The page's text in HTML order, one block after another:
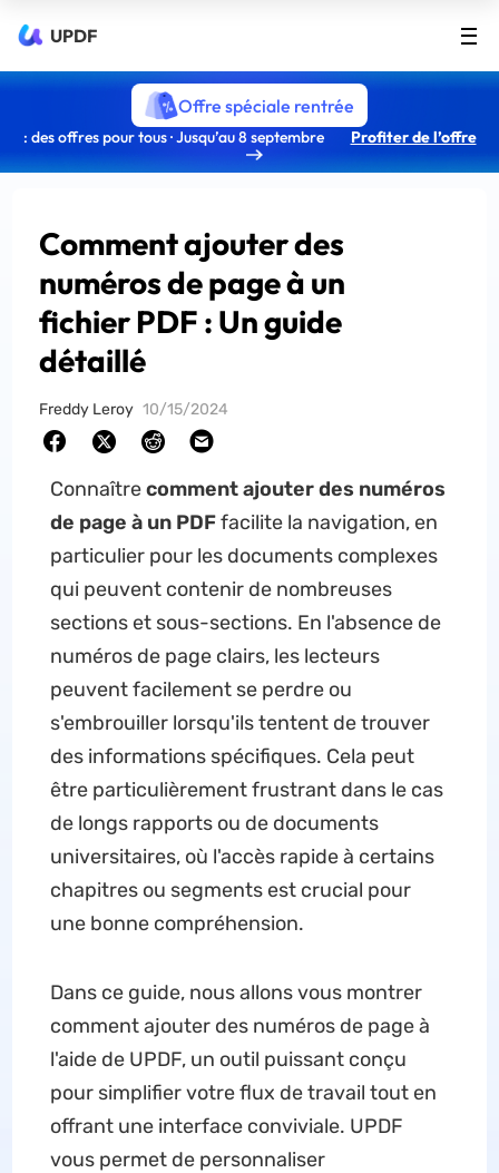
UPDF
Offre spéciale rentrée
: des offres pour tous · Jusqu’au 8 septembre Profiter de l’offre
Comment ajouter des
numéros de page à un
fichier PDF : Un guide
détaillé
Freddy Leroy 10/15/2024
Connaîtrecomment ajouter des numéros
de page à un PDFfacilite la navigation, en
particulier pour les documents complexes
qui peuvent contenir de nombreuses
sections et sous-sections. En l'absence de
numéros de page clairs, les lecteurs
peuvent facilement se perdre ou
s'embrouiller lorsqu'ils tentent de trouver
des informations spécifiques. Cela peut
être particulièrement frustrant dans le cas
de longs rapports ou de documents
universitaires, où l'accès rapide à certains
chapitres ou segments est crucial pour
une bonne compréhension.
Dans ce guide, nous allons vous montrer
comment ajouter des numéros de page à
l'aide de UPDF, un outil puissant conçu
pour simplifier votre flux de travail tout en
offrant une interface conviviale. UPDF
vous permet de personnaliser